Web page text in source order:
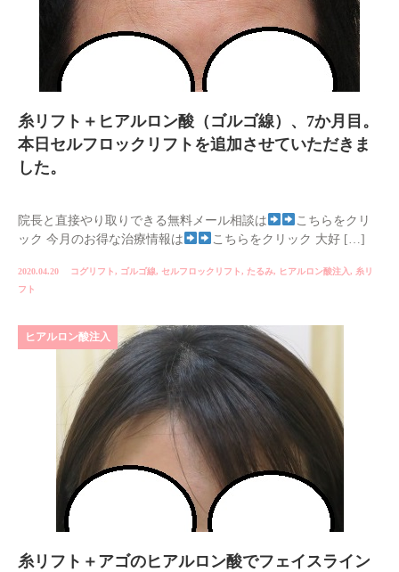
糸リフト＋ヒアルロン酸（ゴルゴ線）、7か月目。
本日セルフロックリフトを追加させていただきま
した。
院長と直接やり取りできる無料メール相談は
こちらをクリ
ック 今月のお得な治療情報は
こちらをクリック 大好 […]
2020.04.20 コグリフト, ゴルゴ線, セルフロックリフト, たるみ, ヒアルロン酸注入, 糸リ
フト
ヒアルロン酸注入
糸リフト＋アゴのヒアルロン酸でフェイスライン